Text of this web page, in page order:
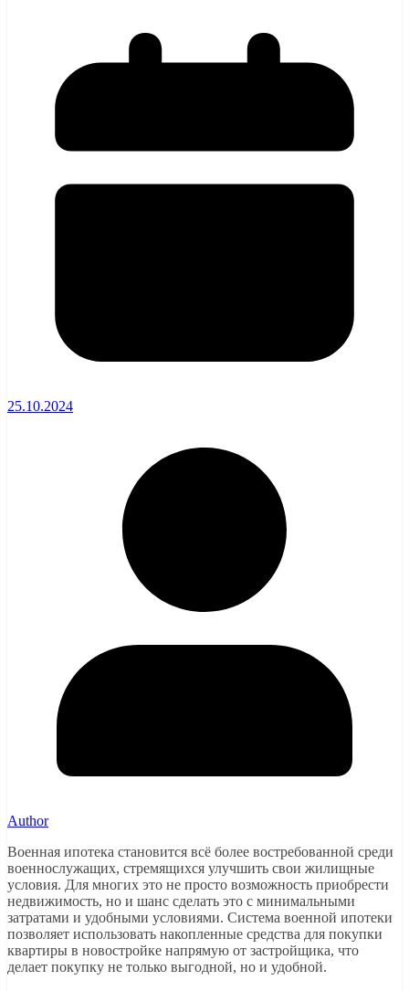
25.10.2024
Author
Военная ипотека становится всё более востребованной среди
военнослужащих, стремящихся улучшить свои жилищные
условия. Для многих это не просто возможность приобрести
недвижимость, но и шанс сделать это с минимальными
затратами и удобными условиями. Система военной ипотеки
позволяет использовать накопленные средства для покупки
квартиры в новостройке напрямую от застройщика, что
делает покупку не только выгодной, но и удобной.